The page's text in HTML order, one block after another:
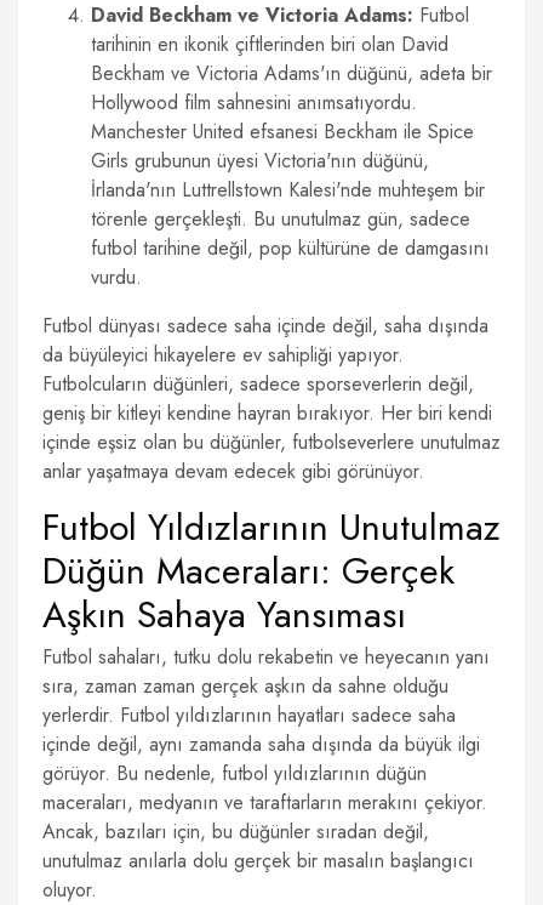
David Beckham ve Victoria Adams: Futbol
tarihinin en ikonik çiftlerinden biri olan David
Beckham ve Victoria Adams'ın düğünü, adeta bir
Hollywood film sahnesini anımsatıyordu.
Manchester United efsanesi Beckham ile Spice
Girls grubunun üyesi Victoria'nın düğünü,
İrlanda'nın Luttrellstown Kalesi'nde muhteşem bir
törenle gerçekleşti. Bu unutulmaz gün, sadece
futbol tarihine değil, pop kültürüne de damgasını
vurdu.
Futbol dünyası sadece saha içinde değil, saha dışında
da büyüleyici hikayelere ev sahipliği yapıyor.
Futbolcuların düğünleri, sadece sporseverlerin değil,
geniş bir kitleyi kendine hayran bırakıyor. Her biri kendi
içinde eşsiz olan bu düğünler, futbolseverlere unutulmaz
anlar yaşatmaya devam edecek gibi görünüyor.
Futbol Yıldızlarının Unutulmaz
Düğün Maceraları: Gerçek
Aşkın Sahaya Yansıması
Futbol sahaları, tutku dolu rekabetin ve heyecanın yanı
sıra, zaman zaman gerçek aşkın da sahne olduğu
yerlerdir. Futbol yıldızlarının hayatları sadece saha
içinde değil, aynı zamanda saha dışında da büyük ilgi
görüyor. Bu nedenle, futbol yıldızlarının düğün
maceraları, medyanın ve taraftarların merakını çekiyor.
Ancak, bazıları için, bu düğünler sıradan değil,
unutulmaz anılarla dolu gerçek bir masalın başlangıcı
oluyor.